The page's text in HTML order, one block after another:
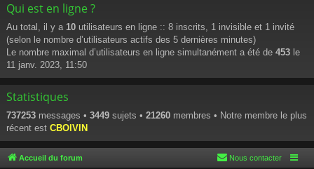
Qui est en ligne ?
Au total, il y a 10 utilisateurs en ligne :: 8 inscrits, 1 invisible et 1 invité
(selon le nombre d’utilisateurs actifs des 5 dernières minutes)
Le nombre maximal d’utilisateurs en ligne simultanément a été de 453 le
11 janv. 2023, 11:50
Statistiques
737253 messages • 3449 sujets • 21260 membres • Notre membre le plus
récent est CBOIVIN
Accueil du forum Nous contacter